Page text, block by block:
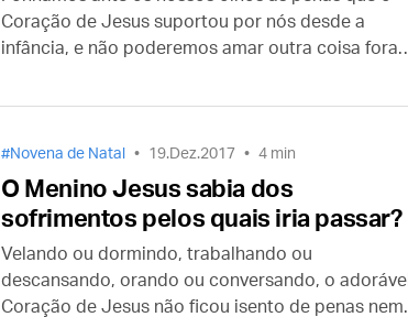
Coração de Jesus suportou por nós desde a
infância, e não poderemos amar outra coisa fora
Novena de Natal 19.Dez.2017 4 min
O Menino Jesus sabia dos
sofrimentos pelos quais iria passar?
Velando ou dormindo, trabalhando ou
descansando, orando ou conversando, o adorável
Coração de Jesus não ficou isento de penas nem